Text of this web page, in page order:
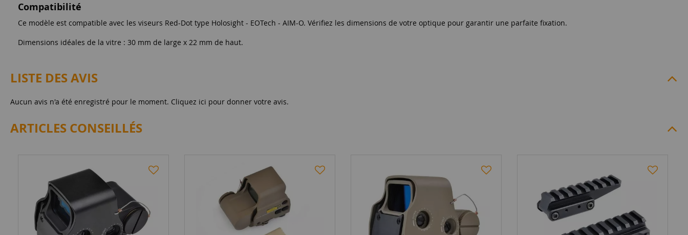
Compatibilité
Ce modèle est compatible avec les viseurs Red-Dot type Holosight - EOTech - AIM-O. Vérifiez les dimensions de votre optique pour garantir une parfaite fixation.
Dimensions idéales de la vitre : 30 mm de large x 22 mm de haut.
LISTE DES AVIS
Aucun avis n'a été enregistré pour le moment. Cliquez ici pour donner votre avis.
ARTICLES CONSEILLÉS